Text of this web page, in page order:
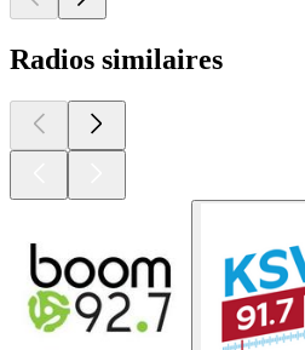
Radios similaires